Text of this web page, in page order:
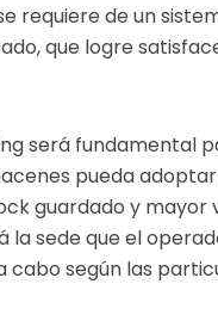
requiere de un
que logre
será fundamental
pueda
guardado y mayor
sede que el
cabo según las